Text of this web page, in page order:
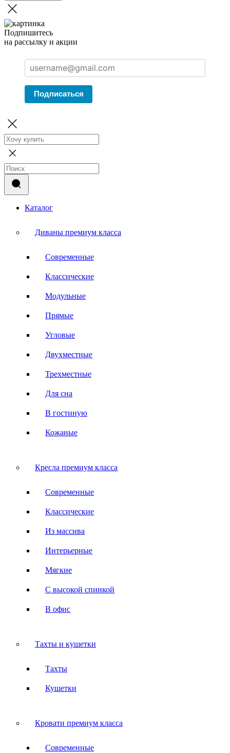
Подпишитесь
на рассылку и акции
Подписаться
Каталог
Диваны премиум класса
Современные
Классические
Модульные
Прямые
Угловые
Двухместные
Трехместные
Для сна
В гостиную
Кожаные
Кресла премиум класса
Современные
Классические
Из массива
Интерьерные
Мягкие
С высокой спинкой
В офис
Тахты и кушетки
Тахты
Кушетки
Кровати премиум класса
Современные